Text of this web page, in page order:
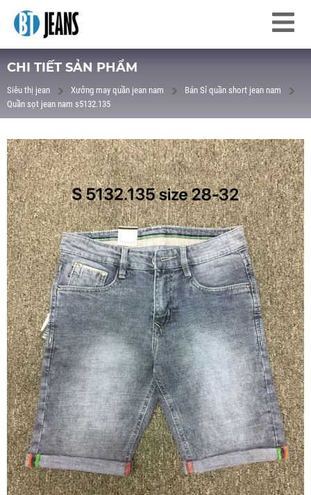
CHI TIẾT SẢN PHẨM
Siêu thị jean Xưởng may quần jean nam
Bán Sỉ quần short jean nam
Quần sọt jean nam s5132.135